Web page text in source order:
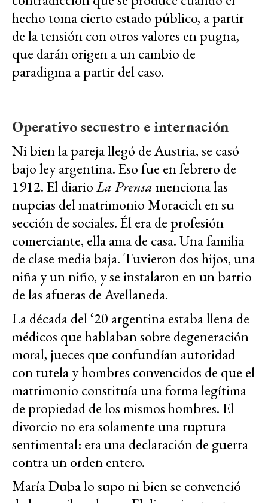
hecho toma cierto estado público, a partir
de la tensión con otros valores en pugna,
que darán origen a un cambio de
paradigma a partir del caso.
Operativo secuestro e internación
Ni bien la pareja llegó de Austria, se casó
bajo ley argentina. Eso fue en febrero de
1912. El diarioLa Prensamenciona las
nupcias del matrimonio Moracich en su
sección de sociales. Él era de profesión
comerciante, ella ama de casa. Una familia
de clase media baja. Tuvieron dos hijos, una
niña y un niño, y se instalaron en un barrio
de las afueras de Avellaneda.
La década del ‘20 argentina estaba llena de
médicos que hablaban sobre degeneración
moral, jueces que confundían autoridad
con tutela y hombres convencidos de que el
matrimonio constituía una forma legítima
de propiedad de los mismos hombres. El
divorcio no era solamente una ruptura
sentimental: era una declaración de guerra
contra un orden entero.
María Duba lo supo ni bien se convenció